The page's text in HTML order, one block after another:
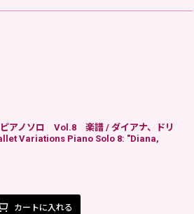
ピアノソロ Vol.8 楽譜 / ダイアナ、ドリ
Variations Piano Solo 8: "Diana,
カートに入れる